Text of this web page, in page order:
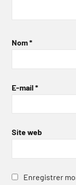
Nom*
E-mail *
Site web
Enregistrer